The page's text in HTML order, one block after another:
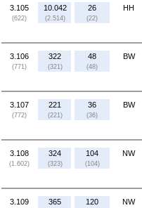
3.105
(622)
10.042
(2.514)
26
(22)
HH
3.106
(771)
322
(321)
48
(48)
BW
3.107
(772)
221
(221)
36
(36)
BW
3.108
(1.602)
324
(323)
104
(104)
NW
3.109 365 120 NW